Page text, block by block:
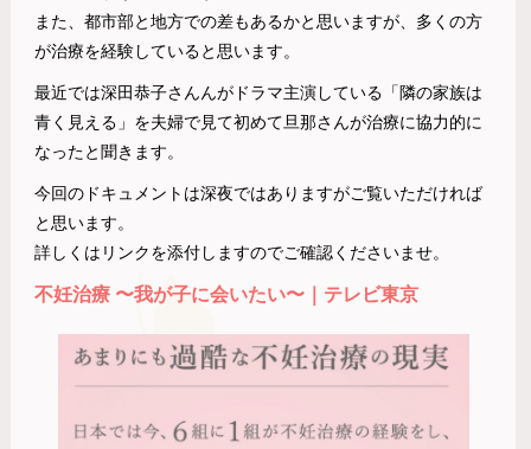
また、都市部と地方での差もあるかと思いますが、多くの方
が治療を経験していると思います。
最近では深田恭子さんんがドラマ主演している「隣の家族は
青く見える」を夫婦で見て初めて旦那さんが治療に協力的に
なったと聞きます。
今回のドキュメントは深夜ではありますがご覧いただければ
と思います。
詳しくはリンクを添付しますのでご確認くださいませ。
不妊治療 〜我が子に会いたい〜｜テレビ東京